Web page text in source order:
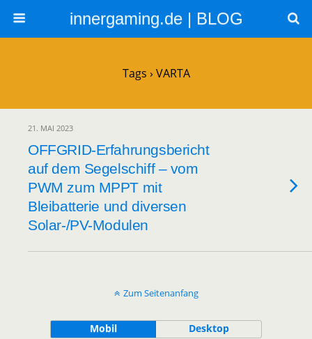
innergaming.de | BLOG
Tags › VARTA
21. MAI 2023
OFFGRID-Erfahrungsbericht
auf dem Segelschiff – vom
PWM zum MPPT mit
Bleibatterie und diversen
Solar-/PV-Modulen
Zum Seitenanfang
Mobil Desktop